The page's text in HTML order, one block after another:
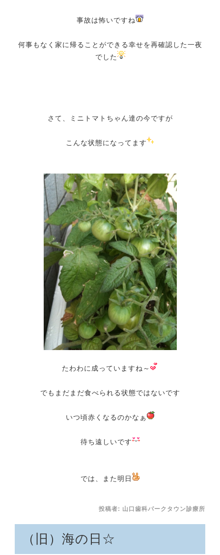
事故は怖いですね
何事もなく家に帰ることができる幸せを再確認した一夜
でした
さて、ミニトマトちゃん達の今ですが
こんな状態になってます
たわわに成っていますね～
でもまだまだ食べられる状態ではないです
いつ頃赤くなるのかなぁ
待ち遠しいです
では、また明日
投稿者: 山口歯科パークタウン診療所
（旧）海の日☆